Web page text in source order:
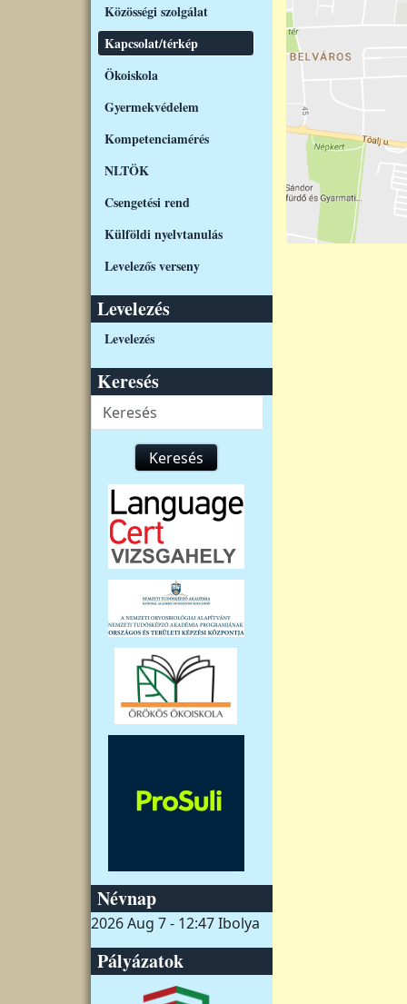
Közösségi szolgálat
Kapcsolat/térkép
Ökoiskola
Gyermekvédelem
Kompetenciamérés
NLTÖK
Csengetési rend
Külföldi nyelvtanulás
Levelezős verseny
Levelezés
Levelezés
Keresés
Keresés
Keresés
Névnap
2026 Aug 7 - 12:47Ibolya
Pályázatok